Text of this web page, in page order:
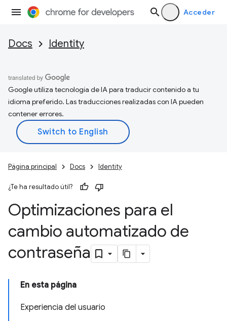
Acceder
Docs Identity
Google utiliza tecnología de IA para traducir contenido a tu
idioma preferido. Las traducciones realizadas con IA pueden
contener errores.
Página principal Docs Identity
¿Te ha resultado útil?
Optimizaciones para el
cambio automatizado de
contraseña
En esta página
Experiencia del usuario